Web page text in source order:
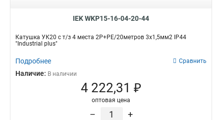
IEK WKP15-16-04-20-44
Катушка УК20 с т/з 4 места 2Р+PЕ/20метров 3х1,5мм2 IP44
"Industrial plus"
Подробнее Сравнить
Наличие: В наличии
4 222,31 ₽
оптовая цена
– +